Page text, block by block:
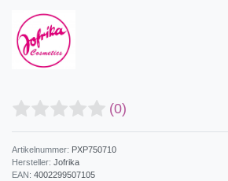
(0)
Artikelnummer: PXP750710
Hersteller: Jofrika
EAN: 4002299507105